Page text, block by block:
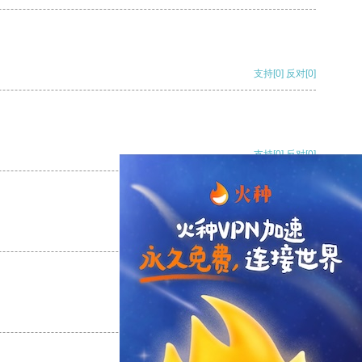
支持[0] 反对[0]
支持[0] 反对[0]
支持[0] 反对
支持